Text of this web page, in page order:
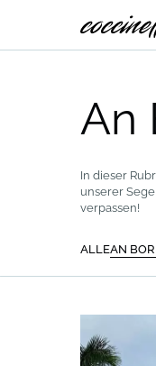
An
In dieser
unserer
verpassen!
ALLEAN